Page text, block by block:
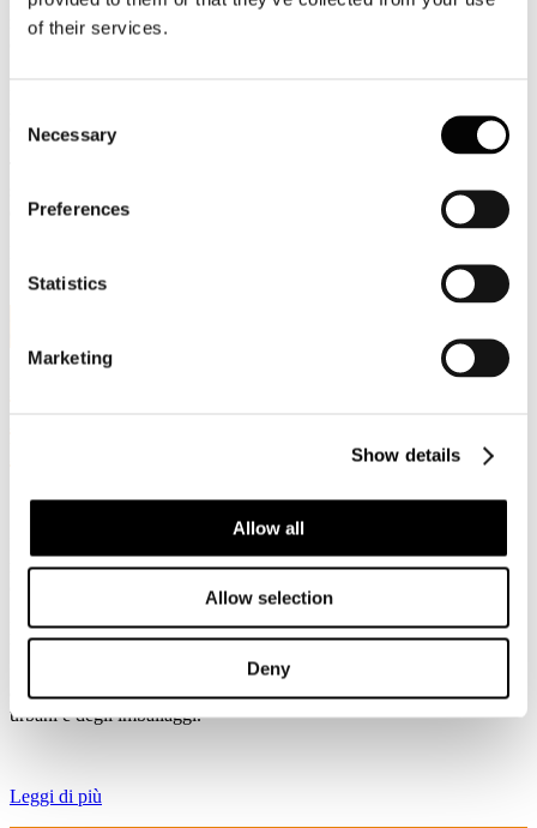
of their services.
Selection
Necessary
Preferences
Statistics
Marketing
Show details
Allow all
Allow selection
Deny
ricordata e vissuta da poeti e artisti attraverso i secoli. Molti la
estende, dimenticata e sconosciuta, un’altra Liguria. (Italo Calvino)
si snoda attraverso i secoli e giunge intatta fino a noi, nelle sale
espositive del Museo di Mele.
https://www.museocartamele.it/
rifiuti organici, anche tramite compostaggio. Come è noto la carta è
compostabile in conformità alla EN 13432.
Ma il decreto #EOW per la carta e cartone, in aggiunta ai parametri
funzionale ad una raccolta differenziata della carta ben sviluppata e
che viene confermata come #essenziale per il #riciclo dei rifiuti
urbani e degli imballaggi.
Leggi di più